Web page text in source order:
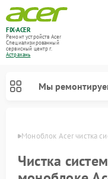
FIX-ACER
Ремонт устройств Acer
Специализированный
cервисный центр г.
Астрахань
Мы
Моноблок Acer чистка
Чистка